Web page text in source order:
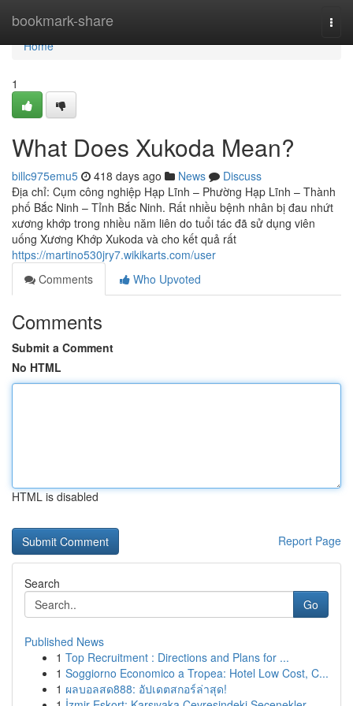
bookmark-share
Home
Home
1
What Does Xukoda Mean?
billc975emu5 418 days ago News
Discuss
Địa chỉ: Cụm công nghiệp Hạp Lĩnh – Phường Hạp Lĩnh – Thành
phố Bắc Ninh – Tỉnh Bắc Ninh. Rất nhiều bệnh nhân bị đau nhứt
xương khớp trong nhiều năm liên do tuổi tác đã sử dụng viên
uống Xương Khớp Xukoda và cho kết quả rất
https://martino530jry7.wikikarts.com/user
Comments
Who Upvoted
Comments
Submit a Comment
No HTML
HTML is disabled
Report Page
Search
Go
Published News
1 Top Recruitment : Directions and Plans for ...
1 Soggiorno Economico a Tropea: Hotel Low Cost, C...
1 ผลบอลสด888: อัปเดตสกอร์ล่าสุด!